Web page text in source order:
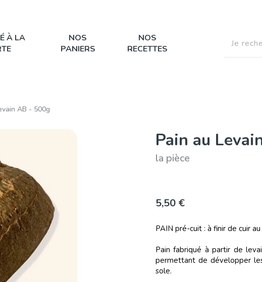
À LA
NOS
PANIERS
NOS
RECETTES
AB - 500g
Pain au
la pièce
5,50 €
PAIN pré-cuit : à finir de cuir
Pain fabriqué à partir de
permettant de développer
sole.